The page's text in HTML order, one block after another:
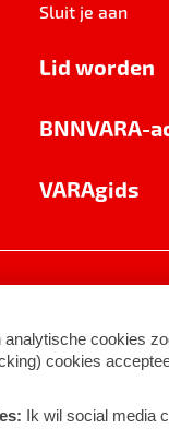
Sluit je aan
Lid worden
BNNVARA-
VARAgids
©2026